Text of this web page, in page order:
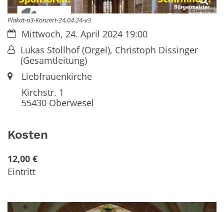
© Lions Club
Plakat-a3-Konzert-24.04.24-v3
Datum:Mittwoch, 24. April 2024 19:00
Von:Lukas Stollhof (Orgel), Christoph Dissinger
(Gesamtleitung)
Ort:Liebfrauenkirche
Kirchstr. 1
55430Oberwesel
Kosten
12,00 €
Eintritt